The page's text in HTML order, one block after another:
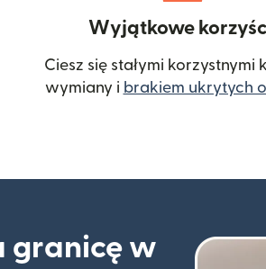
Wyjątkowe
Ciesz się stałymi korzystnymi
wymiany i brakiem ukrytych
granicę w